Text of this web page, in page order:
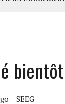
KANE CRAINT DE
AFFECTÉS EN
QUI RAVIVE LES
SEEG